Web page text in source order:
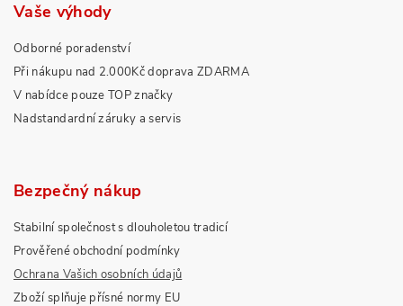
Vaše výhody
Odborné poradenství
Při nákupu nad 2.000Kč doprava ZDARMA
V nabídce pouze TOP značky
Nadstandardní záruky a servis
Bezpečný nákup
Stabilní společnost s dlouholetou tradicí
Prověřené obchodní podmínky
Ochrana Vašich osobních údajů
Zboží splňuje přísné normy EU